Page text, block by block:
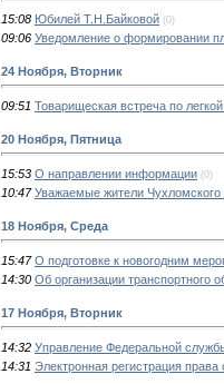
15:08 Юбилей Т.Н.Байковой (0)
09:06 Уведомление о формировании
24 Ноября, Вторник
09:51 Товарищеская встреча по
20 Ноября, Пятница
15:53 О направлении информации (0)
10:47 Уважаемые жители Чухломского
18 Ноября, Среда
15:47 О подготовке к новогодним
14:30 Об организации транспортного
17 Ноября, Вторник
14:32 Управление Федеральной
14:31 Электронная регистрация права